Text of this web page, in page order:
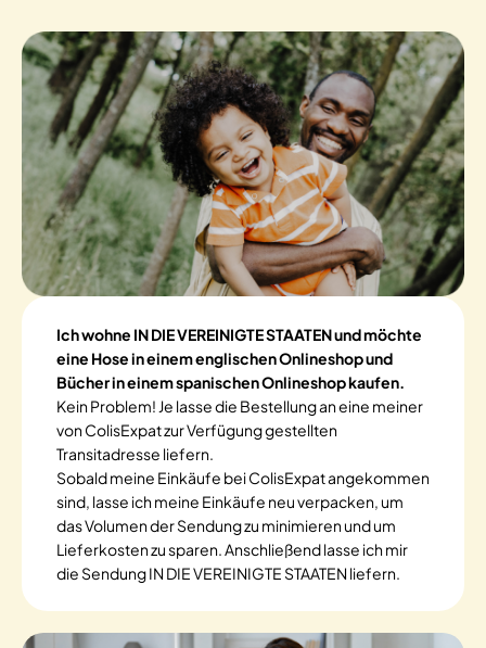
Ich wohne IN DIE VEREINIGTE STAATEN und möchte
eine Hose in einem englischen Onlineshop und
Bücher in einem spanischen Onlineshop kaufen.
Kein Problem! Je lasse die Bestellung an eine meiner
von ColisExpat zur Verfügung gestellten
Transitadresse liefern.
Sobald meine Einkäufe bei ColisExpat angekommen
sind, lasse ich meine Einkäufe neu verpacken, um
das Volumen der Sendung zu minimieren und um
Lieferkosten zu sparen. Anschließend lasse ich mir
die Sendung IN DIE VEREINIGTE STAATEN liefern.